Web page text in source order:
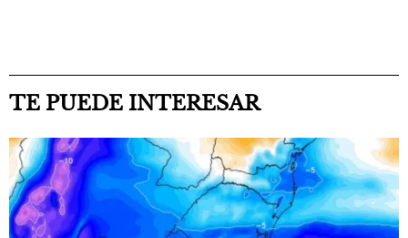
TE PUEDE INTERESAR